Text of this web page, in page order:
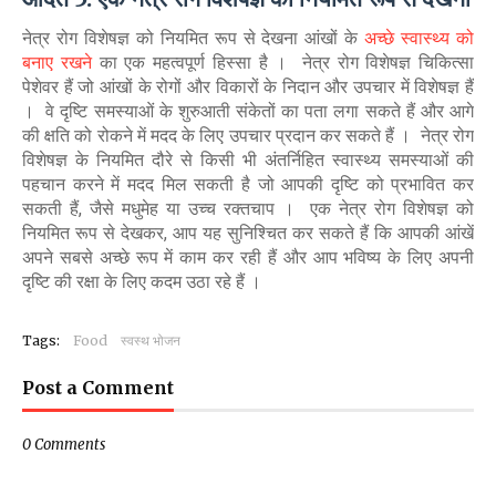
नेत्र रोग विशेषज्ञ को नियमित रूप से देखना आंखों केअच्छे स्वास्थ्य को
बनाए रखनेका एक महत्वपूर्ण हिस्सा है । नेत्र रोग विशेषज्ञ चिकित्सा
पेशेवर हैं जो आंखों के रोगों और विकारों के निदान और उपचार में विशेषज्ञ हैं
। वे दृष्टि समस्याओं के शुरुआती संकेतों का पता लगा सकते हैं और आगे
की क्षति को रोकने में मदद के लिए उपचार प्रदान कर सकते हैं । नेत्र रोग
विशेषज्ञ के नियमित दौरे से किसी भी अंतर्निहित स्वास्थ्य समस्याओं की
पहचान करने में मदद मिल सकती है जो आपकी दृष्टि को प्रभावित कर
सकती हैं, जैसे मधुमेह या उच्च रक्तचाप । एक नेत्र रोग विशेषज्ञ को
नियमित रूप से देखकर, आप यह सुनिश्चित कर सकते हैं कि आपकी आंखें
अपने सबसे अच्छे रूप में काम कर रही हैं और आप भविष्य के लिए अपनी
दृष्टि की रक्षा के लिए कदम उठा रहे हैं ।
Tags: Food स्वस्थ भोजन
Post a Comment
0 Comments